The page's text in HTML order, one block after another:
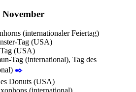
November
(internationaler Feiertag)
Tag (USA)
(USA)
Tag (international), Tag des
✒️
Donuts (USA)